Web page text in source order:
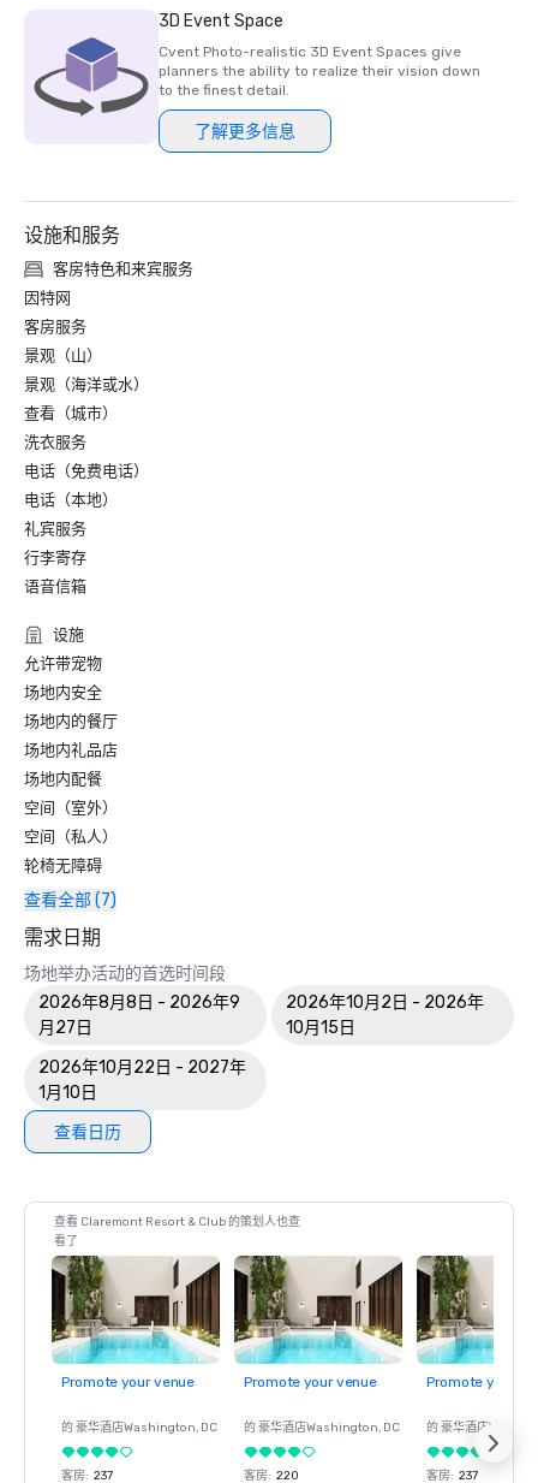
世界第 23 家最佳酒店
加利福尼亚州伯克利最佳酒店
美国最佳费尔蒙特酒店及度假村
2025 年《福布斯旅游指南》入门奖得主
2025 Loverly List 最佳之选-婚礼场地
3D Event Space
Cvent Photo-realistic 3D Event Spaces give
planners the ability to realize their vision down
to the finest detail.
了解更多信息
设施和服务
客房特色和来宾服务
因特网
客房服务
景观（山）
景观（海洋或水）
查看（城市）
洗衣服务
电话（免费电话）
电话（本地）
礼宾服务
行李寄存
语音信箱
设施
允许带宠物
场地内安全
场地内的餐厅
场地内礼品店
场地内配餐
空间（室外）
空间（私人）
轮椅无障碍
查看全部 (7)
需求日期
场地举办活动的首选时间段
2026年8月8日 - 2026年9
月27日
2026年10月2日 - 2026年
10月15日
2026年10月22日 - 2027年
1月10日
查看日历
查看 Claremont Resort & Club 的策划人也查
看了
Promote your venue
的 豪华酒店Washington, DC
客房: 237
Promote your venue
的 豪华酒店Washington, DC
客房: 220
Promote your
的 豪华酒店
客房: 237